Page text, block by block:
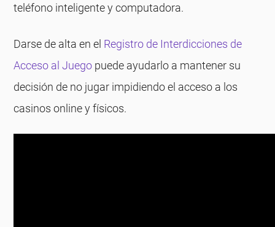
teléfono inteligente y computadora.
Darse de alta en el Registro de Interdicciones de
Acceso al Juego puede ayudarlo a mantener su
decisión de no jugar impidiendo el acceso a los
casinos online y físicos.